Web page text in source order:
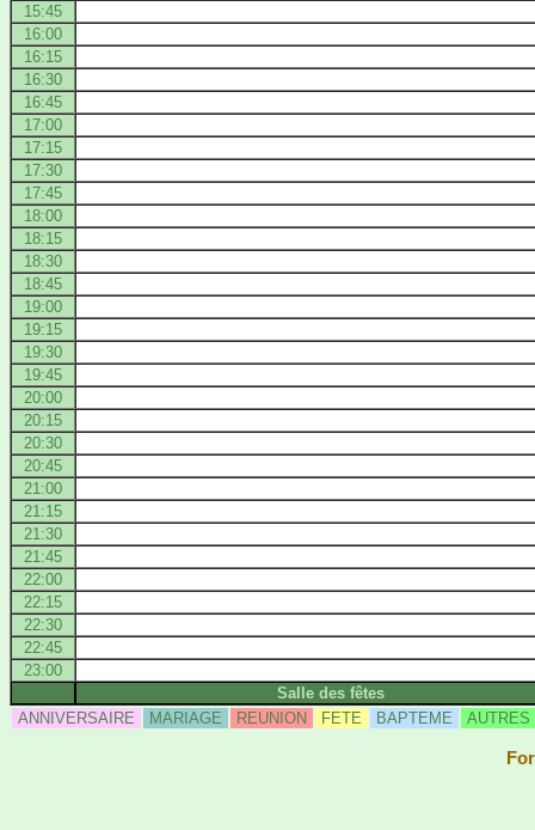
15:45
16:00
16:15
16:30
16:45
17:00
17:15
17:30
17:45
18:00
18:15
18:30
18:45
19:00
19:15
19:30
19:45
20:00
20:15
20:30
20:45
21:00
21:15
21:30
21:45
22:00
22:15
22:30
22:45
23:00
Salle des fêtes
ANNIVERSAIRE
MARIAGE REUNION FETE BAPTEME AUTRES